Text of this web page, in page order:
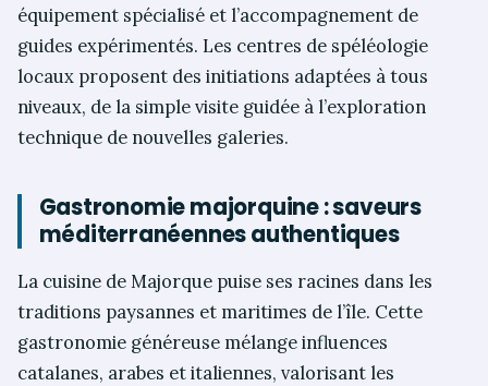
équipement spécialisé et l’accompagnement de
guides expérimentés. Les centres de spéléologie
locaux proposent des initiations adaptées à tous
niveaux, de la simple visite guidée à l’exploration
technique de nouvelles galeries.
Gastronomie majorquine : saveurs
méditerranéennes authentiques
La cuisine de Majorque puise ses racines dans les
traditions paysannes et maritimes de l’île. Cette
gastronomie généreuse mélange influences
catalanes, arabes et italiennes, valorisant les